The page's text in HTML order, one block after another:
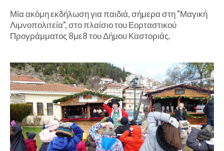
Μία ακόμη εκδήλωση για παιδιά, σήμερα στη "Μαγική
Λιμνοπολιτεία", στο πλαίσιο του Εορταστικού
Προγράμματος 8με8 του Δήμου Καστοριάς.